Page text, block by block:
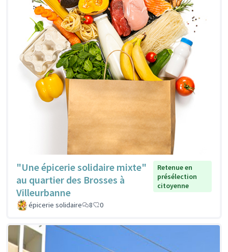
"Une épicerie solidaire mixte"
au quartier des Brosses à
Villeurbanne
Retenue en
présélection
citoyenne
épicerie solidaire 8 0